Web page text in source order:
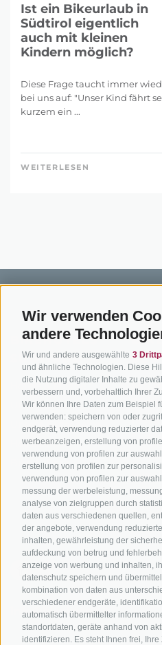
Wir verwenden
andere
Wir und andere ausgewählte 3
und ähnliche Technologien. Diese
die Nutzung digitaler Inhalte zu
verbessern und, vorbehaltlich Ihrer
Wir können Ihre Daten zum Beispiel
verwenden: speichern von oder
endgerät, verwendung reduzierter
werbeanzeigen, erstellung von
verwendung von profilen zur
erstellung von profilen zur
verwendung von profilen zur
messung der werbeleistung,
analyse von zielgruppen durch
daten aus verschiedenen quellen,
der angebote, verwendung
inhalten, gewährleistung der
aufdeckung von betrug und
anzeige von werbung und inhalten,
datenschutz speichern und
kombination von daten aus
verschiedener endgeräte,
automatisch übermittelter
standortdaten, geräte anhand von
identifizieren. Es steht Ihnen frei,
Ist ein Bikeurlaub in
Südtirol eigentlich
auch mit kleinen
Kindern möglich?
Diese Frage taucht immer
bei uns auf: "Unser Kind fährt
kurzem ein ...
WEITERLESEN
BIKEHOTELS
SÜDTIROL
Hotels & Pakete
Urlaubspakete
Unsere Gutscheine
Hot Deals
Bike & Work
Bike-
info@bikehotels.it